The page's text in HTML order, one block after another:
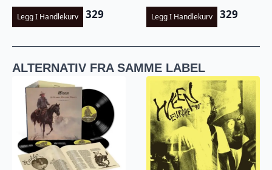
Legg I Handlekurv 329 Legg I Handlekurv 329
ALTERNATIV FRA SAMME LABEL